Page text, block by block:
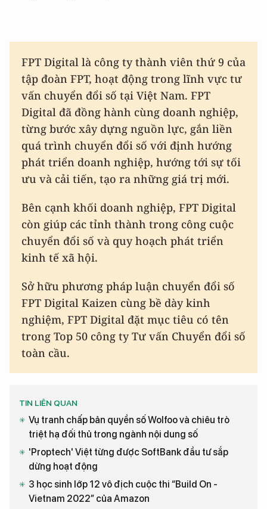
FPT Digital là công ty thành viên thứ 9 của
tập đoàn FPT, hoạt động trong lĩnh vực tư
vấn chuyển đổi số tại Việt Nam. FPT
Digital đã đồng hành cùng doanh nghiệp,
từng bước xây dựng nguồn lực, gắn liền
quá trình chuyển đổi số với định hướng
phát triển doanh nghiệp, hướng tới sự tối
ưu và cải tiến, tạo ra những giá trị mới.
Bên cạnh khối doanh nghiệp, FPT Digital
còn giúp các tỉnh thành trong công cuộc
chuyển đổi số và quy hoạch phát triển
kinh tế xã hội.
Sở hữu phương pháp luận chuyển đổi số
FPT Digital Kaizen cùng bề dày kinh
nghiệm, FPT Digital đặt mục tiêu có tên
trong Top 50 công ty Tư vấn Chuyển đổi số
toàn cầu.
TIN LIÊN QUAN
Vụ tranh chấp bản quyền số Wolfoo và chiêu trò
triệt hạ đối thủ trong ngành nội dung số
'Proptech' Việt từng được SoftBank đầu tư sắp
dừng hoạt động
3 học sinh lớp 12 vô địch cuộc thi “Build On -
Vietnam 2022” của Amazon